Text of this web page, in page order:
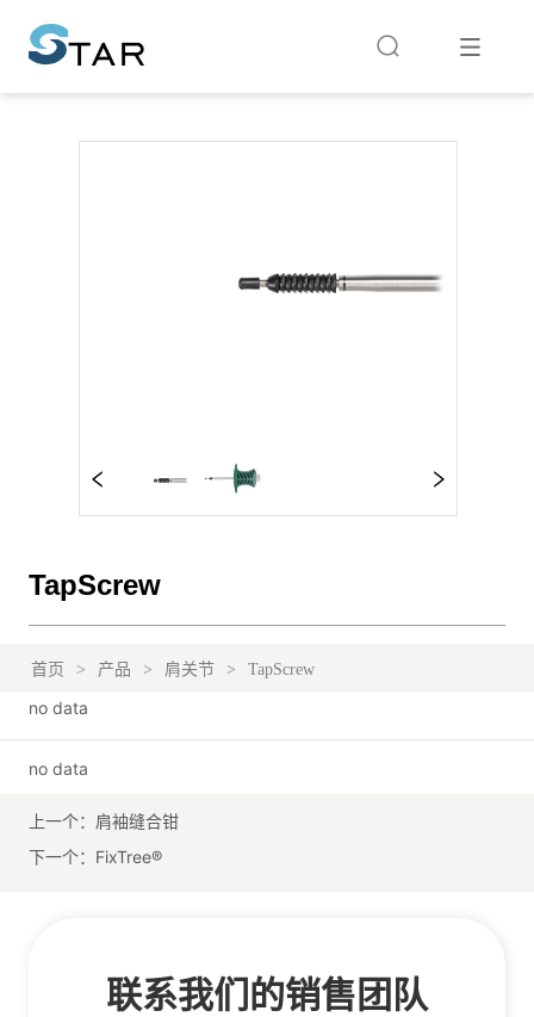
TapScrew
首页 > 产品 > 肩关节 > TapScrew
no data
no data
上一个： 肩袖缝合钳
下一个： FixTree®
联系我们的销售团队